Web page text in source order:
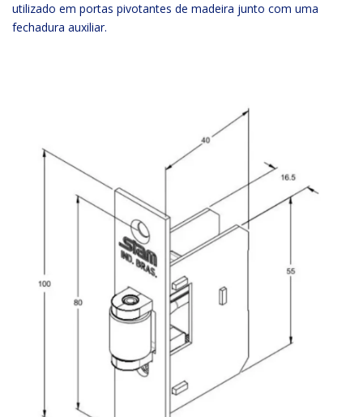
utilizado em portas pivotantes de madeira junto com uma
fechadura auxiliar.